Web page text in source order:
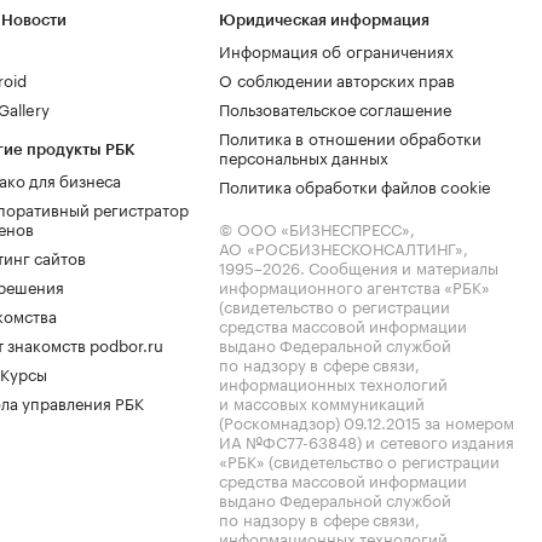
продукты РБК
для бизнеса
регистратор
сайтов
знакомств podbor.ru
управления РБК
Юридическая информация
Информация об ограничениях
О соблюдении авторских прав
Пользовательское соглашение
Политика в отношении обработки
персональных данных
Политика обработки файлов cookie
© ООО «БИЗНЕСПРЕСС»,
АО «РОСБИЗНЕСКОНСАЛТИНГ»,
1995–2026. Сообщения и материалы
информационного агентства «РБК»
(свидетельство о регистрации
средства массовой информации
выдано Федеральной службой
по надзору в сфере связи,
информационных технологий
и массовых коммуникаций
(Роскомнадзор) 09.12.2015 за номером
ИА №ФС77-63848) и сетевого издания
«РБК» (свидетельство о регистрации
средства массовой информации
выдано Федеральной службой
по надзору в сфере связи,
информационных технологий